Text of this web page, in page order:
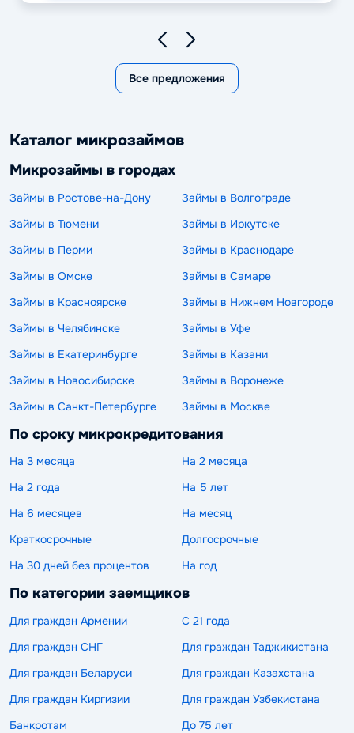
Все предложения
Каталог микрозаймов
Микрозаймы в городах
Займы в Ростове-на-Дону
Займы в Волгограде
Займы в Тюмени
Займы в Иркутске
Займы в Перми
Займы в Краснодаре
Займы в Омске
Займы в Самаре
Займы в Красноярске
Займы в Нижнем Новгороде
Займы в Челябинске
Займы в Уфе
Займы в Екатеринбурге
Займы в Казани
Займы в Новосибирске
Займы в Воронеже
Займы в Санкт-Петербурге
Займы в Москве
По сроку микрокредитования
На 3 месяца
На 2 месяца
На 2 года
На 5 лет
На 6 месяцев
На месяц
Краткосрочные
Долгосрочные
На 30 дней без процентов
На год
По категории заемщиков
Для граждан Армении
С 21 года
Для граждан СНГ
Для граждан Таджикистана
Для граждан Беларуси
Для граждан Казахстана
Для граждан Киргизии
Для граждан Узбекистана
Банкротам
До 75 лет